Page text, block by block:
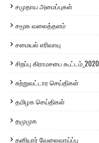
சமுதாய அமைப்புகள்
சமூக வலைத்தளம்
சமையல் எரிவாயு
சிறப்பு கிராமசபை கூட்டம்_2020
சுற்றுவட்டார செய்திகள்
தமிழக செய்திகள்
தமுமுக
தனியார் வேலைவாய்ப்பு